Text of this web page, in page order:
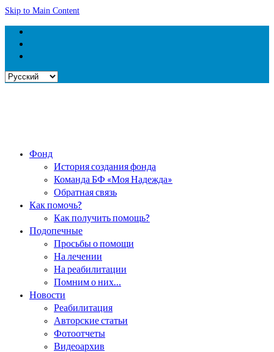
Skip to Main Content
Выбрать
Фонд
История создания фонда
Команда БФ «Моя Надежда»
Обратная связь
Как помочь?
Как получить помощь?
Подопечные
Просьбы о помощи
На лечении
На реабилитации
Помним о них…
Новости
Реабилитация
Авторские статьи
Фотоотчеты
Видеоархив